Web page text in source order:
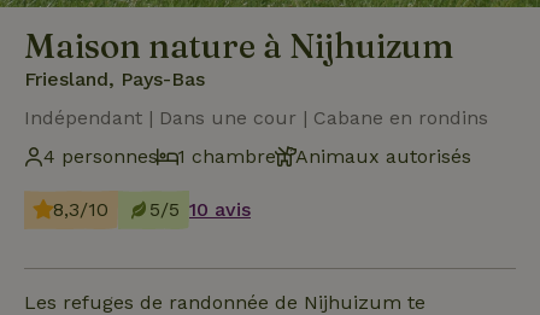
Maison nature à Nijhuizum
Friesland, Pays-Bas
Indépendant | Dans une cour | Cabane en rondins
4 personnes
1 chambre Animaux autorisés
8,3/10 5/5 10 avis
Les refuges de randonnée de Nijhuizum te